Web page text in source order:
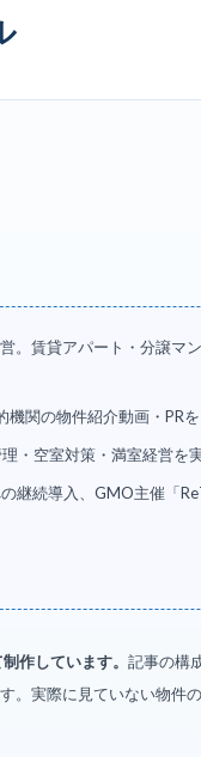
。賃貸アパート・分譲マ
機関の物件紹介動画・PR
・空室対策・満室経営を
継続導入、GMO主催「
作しています。 記事の構
実際に見ていない物件の